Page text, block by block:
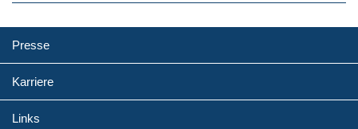
Presse
Karriere
Links